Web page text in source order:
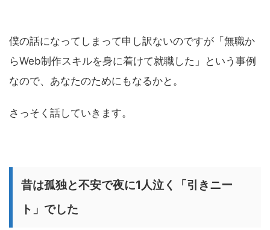
僕の話になってしまって申し訳ないのですが「無職か
らWeb制作スキルを身に着けて就職した」という事例
なので、あなたのためにもなるかと。
さっそく話していきます。
昔は孤独と不安で夜に1人泣く「引きニー
ト」でした